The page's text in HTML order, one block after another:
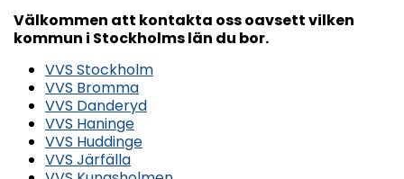
Välkommen att kontakta oss oavsett vilken
kommun i Stockholms län du bor.
VVS Stockholm
VVS Bromma
VVS Danderyd
VVS Haninge
VVS Huddinge
VVS Järfälla